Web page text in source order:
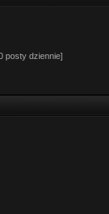
posty dziennie]